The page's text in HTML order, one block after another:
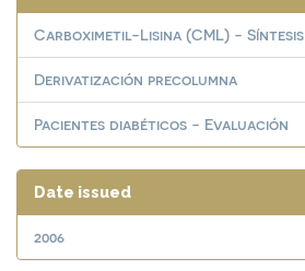
Carboximetil-Lisina (CML) - Síntesis
Derivatización precolumna
Pacientes diabéticos - Evaluación
Date issued
2006